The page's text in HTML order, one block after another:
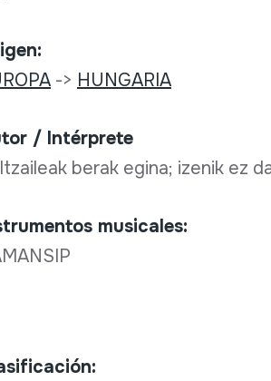
-> HUNGARIA
/ Intérprete
berak egina; izenik ez
musicales: